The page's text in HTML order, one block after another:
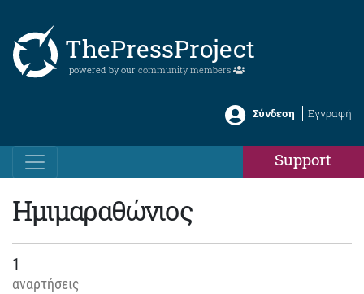
ThePressProject
powered by our community members
Σύνδεση Εγγραφή
Support
Ημιμαραθώνιος
1
αναρτήσεις